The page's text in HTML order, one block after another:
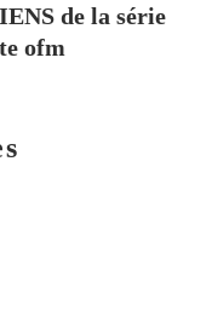
de la série
ofm